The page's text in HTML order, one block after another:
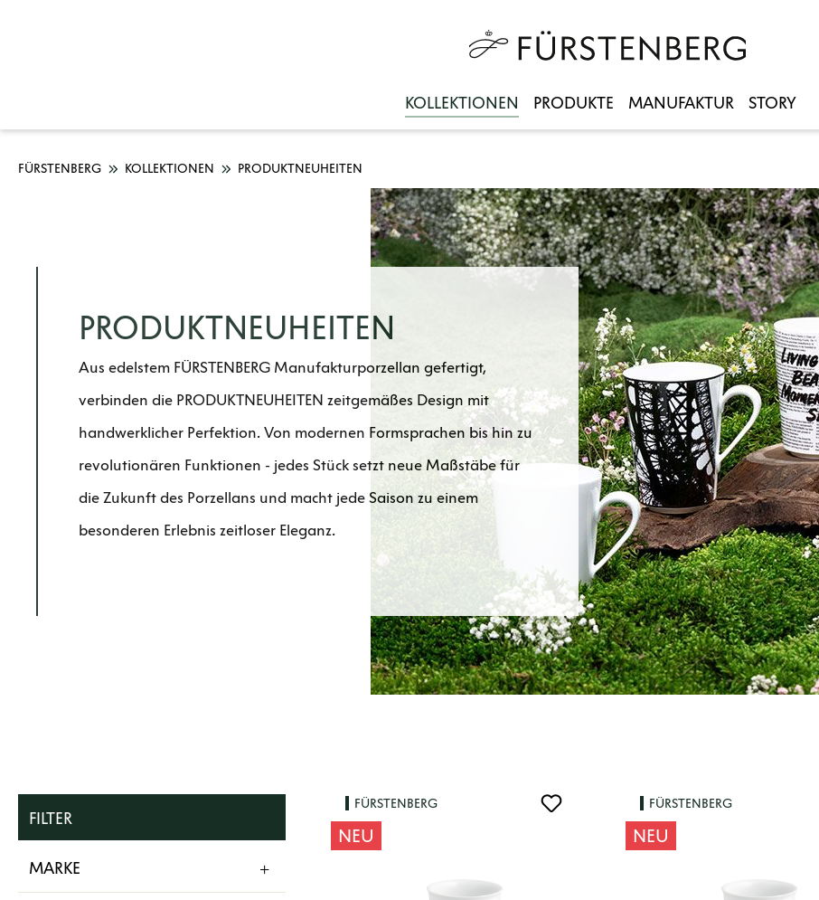
KOLLEKTIONEN PRODUKTE MANUFAKTUR STORY
FÜRSTENBERG KOLLEKTIONEN PRODUKTNEUHEITEN
PRODUKTNEUHEITEN
Aus edelstem FÜRSTENBERG Manufakturporzellan gefertigt,
verbinden die PRODUKTNEUHEITEN zeitgemäßes Design mit
handwerklicher Perfektion. Von modernen Formsprachen bis hin zu
revolutionären Funktionen - jedes Stück setzt neue Maßstäbe für
die Zukunft des Porzellans und macht jede Saison zu einem
besonderen Erlebnis zeitloser Eleganz.
FILTER
MARKE
FÜRSTENBERG
NEU
FÜRSTENBERG
NEU